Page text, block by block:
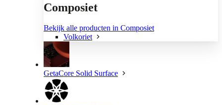
Composiet
Bekijk alle producten in Composiet
Volkoriet
GetaCore Solid Surface